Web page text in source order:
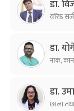
डा.
वरिष्ठ
डा.
नाक,
डा.
छाला